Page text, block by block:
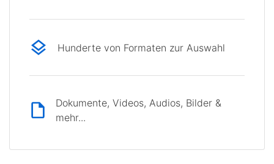
Hunderte von Formaten zur Auswahl
Dokumente, Videos, Audios, Bilder &
mehr...